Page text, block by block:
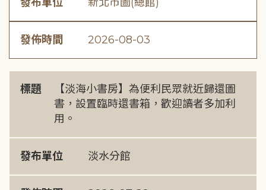
發佈時間 2026-08-03
標題
【淡海小書房】為便利民眾就近歸還圖
書，設置臨時還書箱，歡迎讀者多加利
用。
發布單位 淡水分館